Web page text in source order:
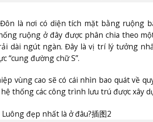
là nơi có diện tích mặt bằng ruộng
ruộng ở đây được phân chia theo
dài ngút ngàn. Đây là vị trí lý tưởng
“cung đường chữ S”.
vùng cao sẽ có cái nhìn bao quát về
thống các công trình lưu trú được xây